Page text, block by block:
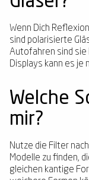
Wenn Dich
sind polarisierte
Autofahren sind sie
Displays kann es je
Welche
mir?
Nutze die Filter
Modelle zu finden,
gleichen kantige